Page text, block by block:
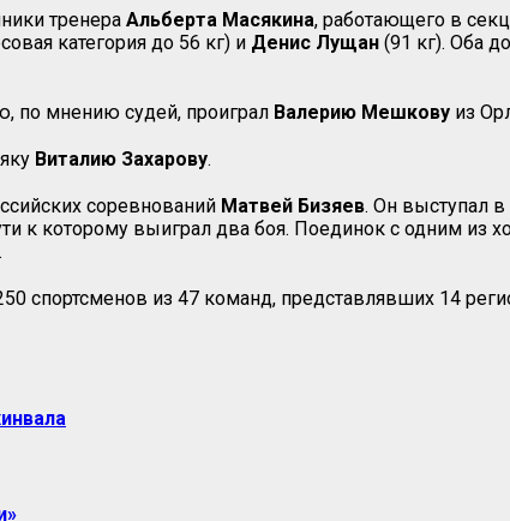
тренера Альберта Масякина, работающего в
категория до 56 кг) и Денис Лущан (91 кг). Оба
по мнению судей, проиграл Валерию Мешкову из
Виталию Захарову.
соревнований Матвей Бизяев. Он выступал в
к которому выиграл два боя. Поединок с одним из
спортсменов из 47 команд, представлявших 14